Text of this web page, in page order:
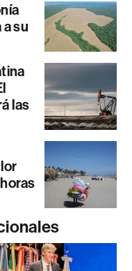
su
las